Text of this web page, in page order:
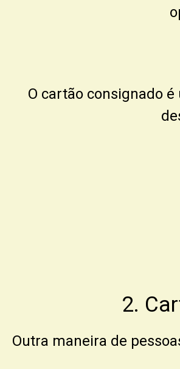
O cartão consignado
2.
Outra maneira de